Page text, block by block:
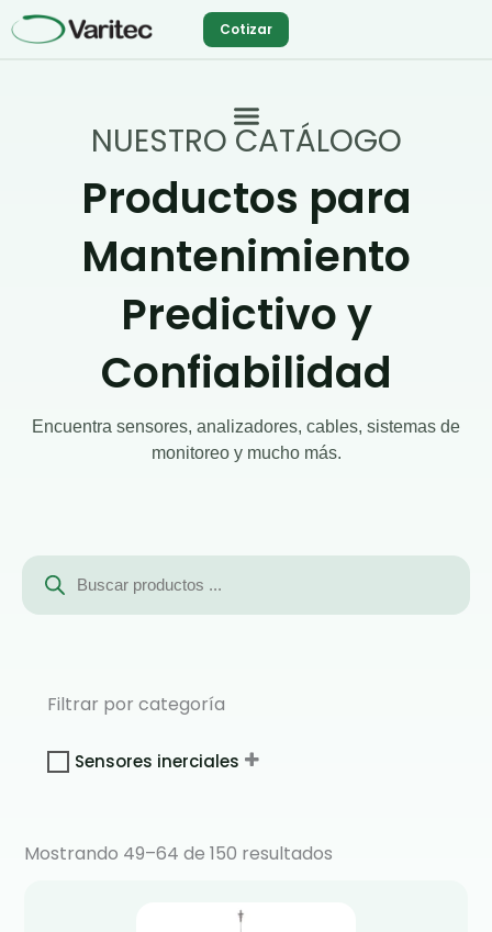
al
Cotizar
NUESTRO CATÁLOGO
Productos para
Mantenimiento
Predictivo y
Confiabilidad
Encuentra sensores, analizadores, cables, sistemas de
monitoreo y mucho más.
Búsqueda
productos
Filtrar por categoría
Sensores inerciales
Mostrando 49–64 de 150 resultados